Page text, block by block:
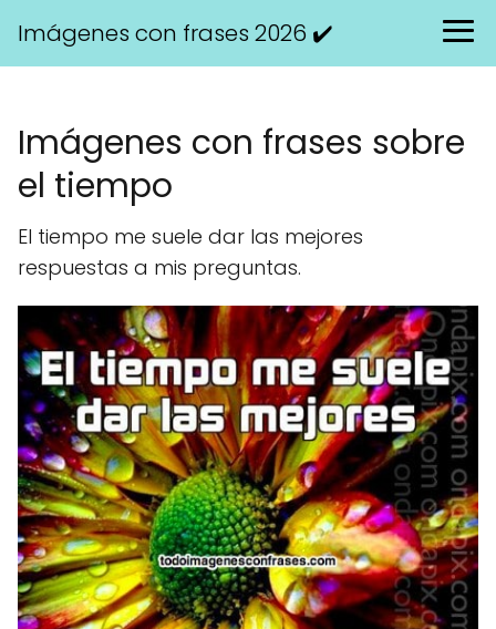
Imágenes con frases 2026 ✔️
Imágenes con frases sobre
el tiempo
El tiempo me suele dar las mejores
respuestas a mis preguntas.